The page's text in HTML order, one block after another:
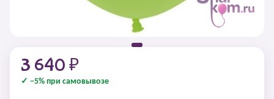
3 640 ₽
✓ −5% при самовывозе